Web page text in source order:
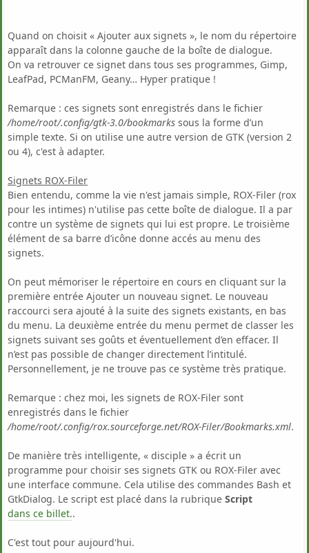
Quand on choisit « Ajouter aux signets », le nom du répertoire
apparaît dans la colonne gauche de la boîte de dialogue.
On va retrouver ce signet dans tous ses programmes, Gimp,
LeafPad, PCManFM, Geany… Hyper pratique !
Remarque : ces signets sont enregistrés dans le fichier
/home/root/.config/gtk-3.0/bookmarks sous la forme d’un
simple texte. Si on utilise une autre version de GTK (version 2
ou 4), c'est à adapter.
Signets ROX-Filer
Bien entendu, comme la vie n'est jamais simple, ROX-Filer (rox
pour les intimes) n'utilise pas cette boîte de dialogue. Il a par
contre un système de signets qui lui est propre. Le troisième
élément de sa barre d’icône donne accés au menu des
signets.
On peut mémoriser le répertoire en cours en cliquant sur la
première entrée Ajouter un nouveau signet. Le nouveau
raccourci sera ajouté à la suite des signets existants, en bas
du menu. La deuxième entrée du menu permet de classer les
signets suivant ses goûts et éventuellement d’en effacer. Il
n’est pas possible de changer directement l’intitulé.
Personnellement, je ne trouve pas ce système très pratique.
Remarque : chez moi, les signets de ROX-Filer sont
enregistrés dans le fichier
/home/root/.config/rox.sourceforge.net/ROX-Filer/Bookmarks.xml.
De manière très intelligente, « disciple » a écrit un
programme pour choisir ses signets GTK ou ROX-Filer avec
une interface commune. Cela utilise des commandes Bash et
GtkDialog. Le script est placé dans la rubrique Script
dans ce billet..
C'est tout pour aujourd'hui.